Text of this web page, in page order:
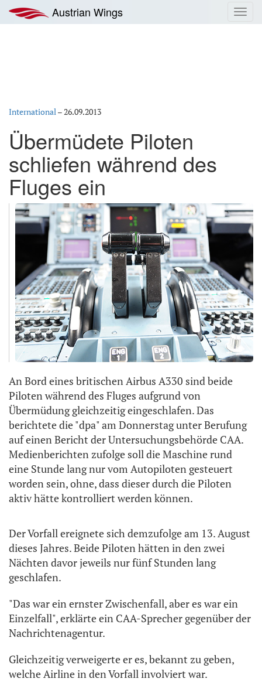
Inhalt
springen
Austrian Wings
International–26.09.2013
Übermüdete Piloten
schliefen während des
Fluges ein
An Bord eines britischen Airbus A330 sind beide
Piloten während des Fluges aufgrund von
Übermüdung gleichzeitig eingeschlafen. Das
berichtete die "dpa" am Donnerstag unter Berufung
auf einen Bericht der Untersuchungsbehörde CAA.
Medienberichten zufolge soll die Maschine rund
eine Stunde lang nur vom Autopiloten gesteuert
worden sein, ohne, dass dieser durch die Piloten
aktiv hätte kontrolliert werden können.
Der Vorfall ereignete sich demzufolge am 13. August
dieses Jahres. Beide Piloten hätten in den zwei
Nächten davor jeweils nur fünf Stunden lang
geschlafen.
"Das war ein ernster Zwischenfall, aber es war ein
Einzelfall", erklärte ein CAA-Sprecher gegenüber der
Nachrichtenagentur.
Gleichzeitig verweigerte er es, bekannt zu geben,
welche Airline in den Vorfall involviert war.